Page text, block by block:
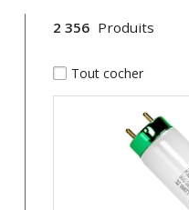
2 356 Produits
Tout cocher